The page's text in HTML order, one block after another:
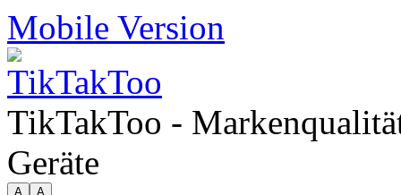
Mobile Version
TikTakToo -
Geräte